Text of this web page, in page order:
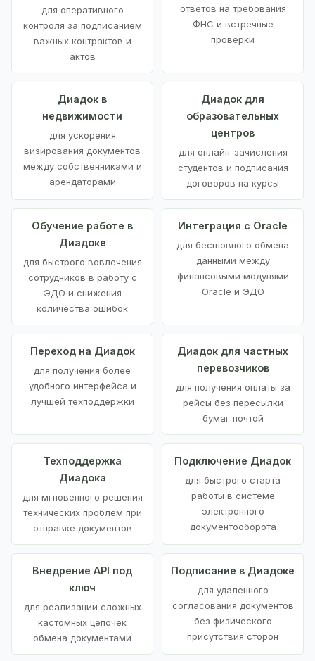
для оперативного
контроля за подписанием
важных контрактов и
актов
ответов на требования
ФНС и встречные
проверки
Диадок в
недвижимости
для ускорения
визирования документов
между собственниками и
арендаторами
Диадок для
образовательных
центров
для онлайн-зачисления
студентов и подписания
договоров на курсы
Обучение работе в
Диадоке
для быстрого вовлечения
сотрудников в работу с
ЭДО и снижения
количества ошибок
Интеграция с Oracle
для бесшовного обмена
данными между
финансовыми модулями
Oracle и ЭДО
Переход на Диадок
для получения более
удобного интерфейса и
лучшей техподдержки
Диадок для частных
перевозчиков
для получения оплаты за
рейсы без пересылки
бумаг почтой
Техподдержка
Диадока
для мгновенного решения
технических проблем при
отправке документов
Подключение Диадок
для быстрого старта
работы в системе
электронного
документооборота
Внедрение API под
ключ
для реализации сложных
кастомных цепочек
обмена документами
Подписание в Диадоке
для удаленного
согласования документов
без физического
присутствия сторон